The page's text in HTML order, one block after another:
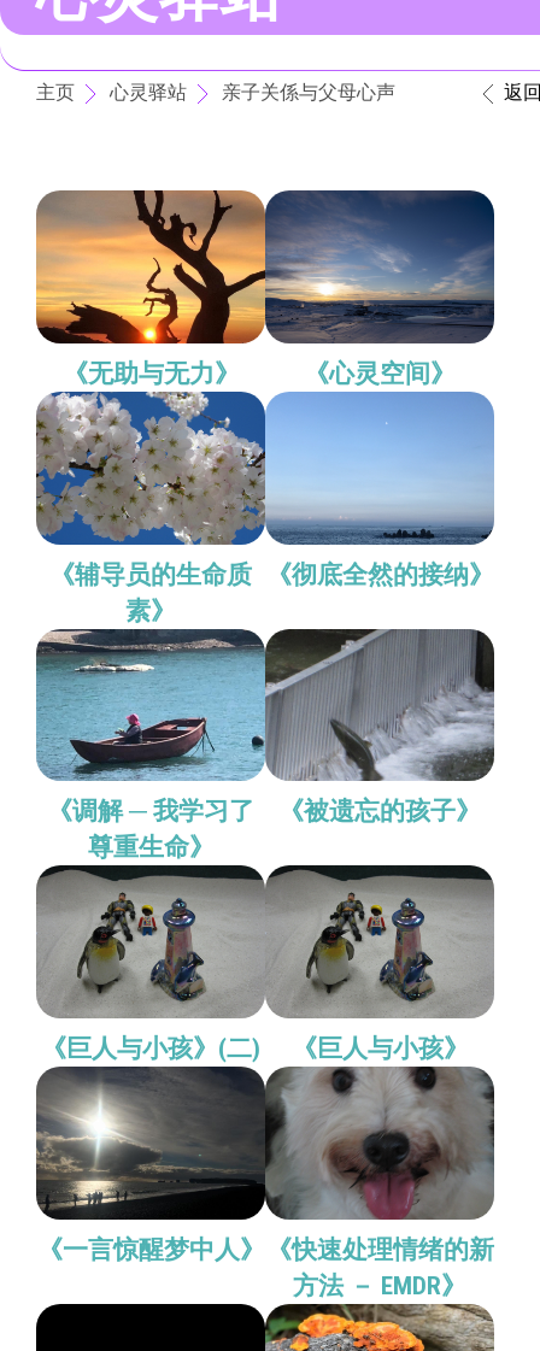
主页 心灵驿站 亲子关係与父母心声 返
《无助与无力》 《心灵空间》
《辅导员的生命质
素》
《彻底全然的接纳》
《调解 ─ 我学习了
尊重生命》
《被遗忘的孩子》
《巨人与小孩》(二) 《巨人与小孩》
《一言惊醒梦中人》
《快速处理情绪的新
方法 － EMDR》